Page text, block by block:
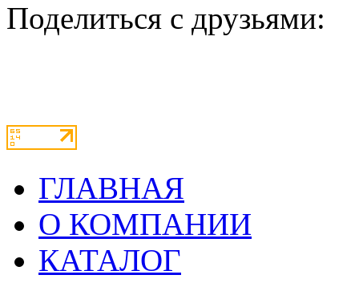
Поделиться с друзьями:
ГЛАВНАЯ
О КОМПАНИИ
КАТАЛОГ